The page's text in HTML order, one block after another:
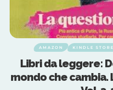
AMAZON KINDLE STORE
Libri da leggere:
mondo che cambia.